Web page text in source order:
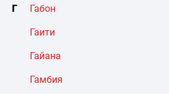
Г Габон
Гаити
Гайана
Гамбия